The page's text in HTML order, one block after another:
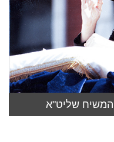
המשיח שליט"א